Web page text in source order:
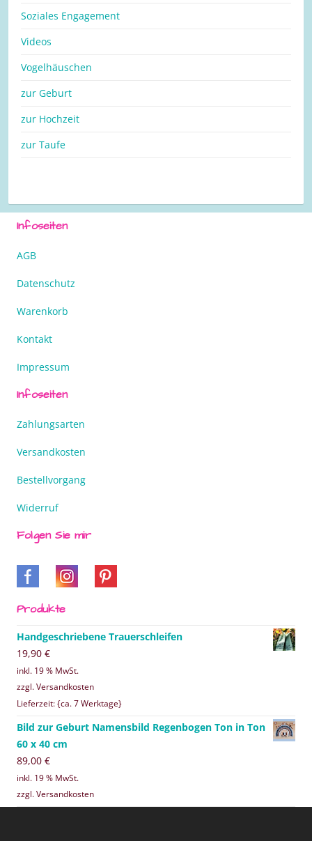
Soziales Engagement
Videos
Vogelhäuschen
zur Geburt
zur Hochzeit
zur Taufe
Infoseiten
AGB
Datenschutz
Warenkorb
Kontakt
Impressum
Infoseiten
Zahlungsarten
Versandkosten
Bestellvorgang
Widerruf
Folgen Sie mir
Produkte
Handgeschriebene Trauerschleifen
19,90 €
inkl. 19 % MwSt.
zzgl. Versandkosten
Lieferzeit: {ca. 7 Werktage}
Bild zur Geburt Namensbild Regenbogen Ton in Ton
60 x 40 cm
89,00 €
inkl. 19 % MwSt.
zzgl. Versandkosten